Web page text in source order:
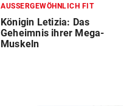
AUSSERGEWÖHNLICH FIT
Königin Letizia: Das
Geheimnis ihrer Mega-
Muskeln